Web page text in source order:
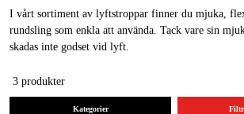
Suomi
Norge
Garage & verkstad
Maskintillbehör & förbrukning
Arbetskläder & skydd
I vårt sortiment av lyftstroppar finner du mjuka,
rundsling som enkla att använda. Tack vare sin
skadas inte godset vid lyft.
3 produkter
Kategorier